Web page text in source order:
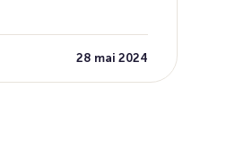
28 mai 2024